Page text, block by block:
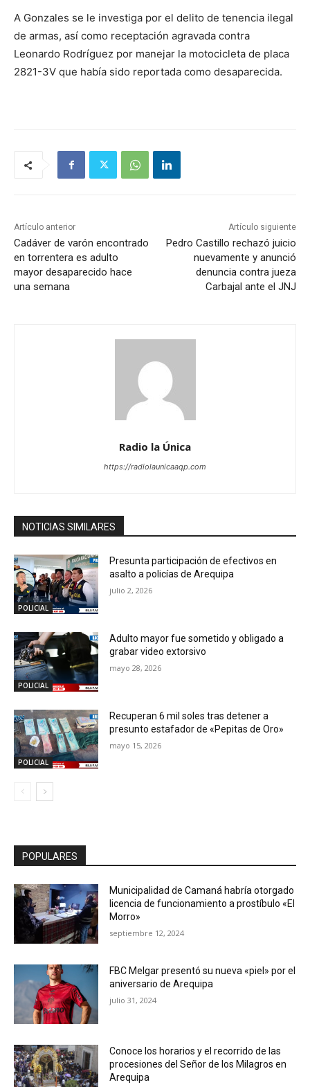
A Gonzales se le investiga por el delito de tenencia ilegal
de armas, así como receptación agravada contra
Leonardo Rodríguez por manejar la motocicleta de placa
2821-3V que había sido reportada como desaparecida.
Artículo anterior
Cadáver de varón encontrado
en torrentera es adulto
mayor desaparecido hace
una semana
Artículo siguiente
Pedro Castillo rechazó juicio
nuevamente y anunció
denuncia contra jueza
Carbajal ante el JNJ
Radio la Única
https://radiolaunicaaqp.com
NOTICIAS SIMILARES
POLICIAL
Presunta participación de efectivos en
asalto a policías de Arequipa
julio 2, 2026
POLICIAL
Adulto mayor fue sometido y obligado a
grabar video extorsivo
mayo 28, 2026
POLICIAL
Recuperan 6 mil soles tras detener a
presunto estafador de «Pepitas de Oro»
mayo 15, 2026
POPULARES
Municipalidad de Camaná habría otorgado
licencia de funcionamiento a prostíbulo «El
Morro»
septiembre 12, 2024
FBC Melgar presentó su nueva «piel» por el
aniversario de Arequipa
julio 31, 2024
Conoce los horarios y el recorrido de las
procesiones del Señor de los Milagros en
Arequipa